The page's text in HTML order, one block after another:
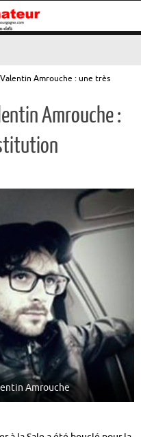
Amrouche : une très
Amrouche :
Amrouche